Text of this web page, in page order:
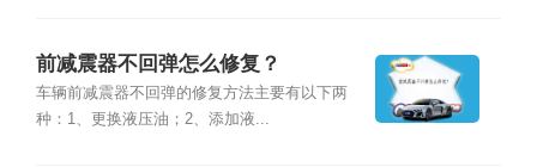
前减震器不回弹怎么修复？
车辆前减震器不回弹的修复方法主要有以下两
种：1、更换液压油；2、添加液...